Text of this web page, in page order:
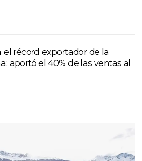
el récord exportador de la
aportó el 40% de las ventas al